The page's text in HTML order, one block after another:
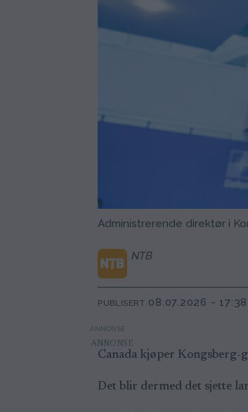
Administrerende direktør i
NTB
PUBLISERT 08.07.2026 - 17:38
ANNONSE
Canada kjøper
Det blir dermed det sjette